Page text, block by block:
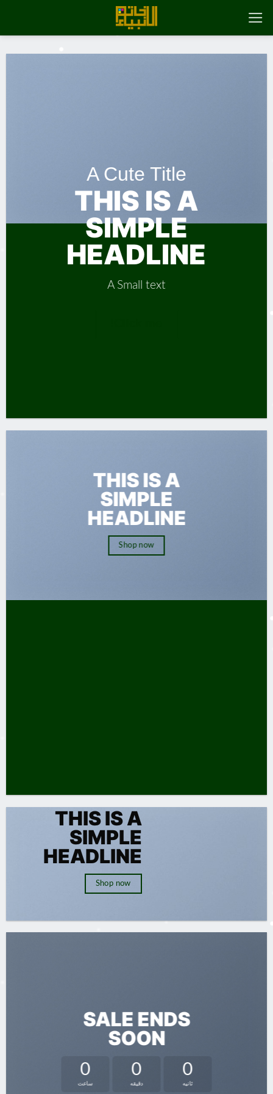
A Cute Title
THIS IS A
SIMPLE
HEADLINE
A Small text
THIS IS A
SIMPLE
HEADLINE
Shop now
THIS IS A
SIMPLE
HEADLINE
Shop now
SALE ENDS
SOON
0
ساعت
0
دقیقه
0
ثانیه